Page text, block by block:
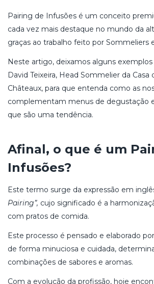
Pairing de Infusões é um conceito
cada vez mais destaque no mundo da
graças ao trabalho feito por Sommeliers
Neste artigo, deixamos alguns
David Teixeira, Head Sommelier da Casa
Châteaux, para que entenda como as
complementam menus de degustação
que são uma tendência.
Afinal, o que é um
Infusões?
Este termo surge da expressão em
Pairing”, cujo significado é a
com pratos de comida.
Este processo é pensado e elaborado
de forma minuciosa e cuidada,
combinações de sabores e aromas.
Com a evolução da profissão, hoje